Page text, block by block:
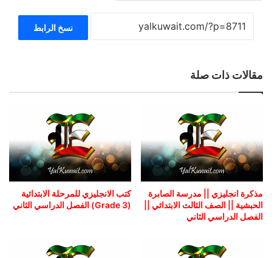
نسخ الرابط
مقالات ذات صلة
مذكرة انجليزي || مدرسة الصابرة
الحبشية || الصف الثالث الابتدائي ||
الفصل الدراسي الثاني
كتب الانجليزي للمرحلة الابتدائية
(Grade 3) الفصل الدراسي الثاني